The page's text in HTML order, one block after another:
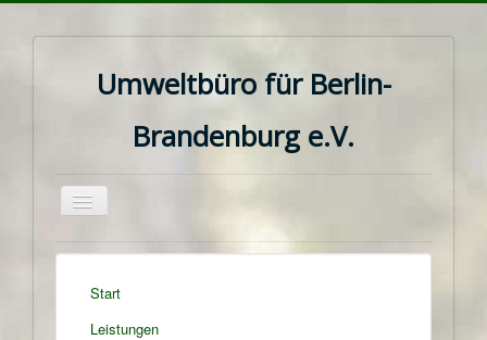
Umweltbüro für Berlin-
Brandenburg e.V.
Navigation
Start
Leistungen